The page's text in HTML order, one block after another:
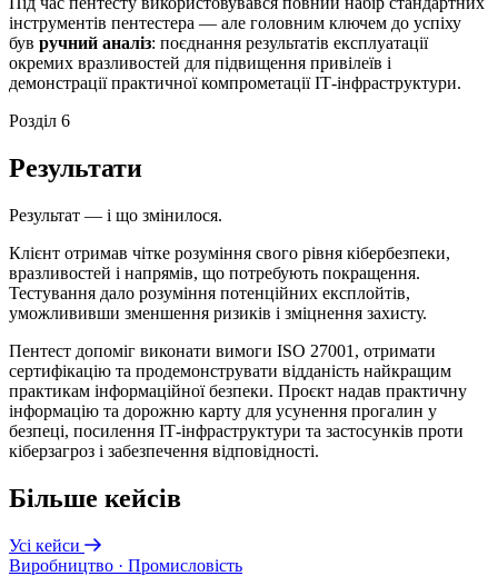
інструментів пентестера — але головним ключем до успіху
був ручний аналіз: поєднання результатів експлуатації
окремих вразливостей для підвищення привілеїв і
демонстрації практичної компрометації ІТ-інфраструктури.
Розділ 6
Результати
Результат — і що змінилося.
Клієнт отримав чітке розуміння свого рівня кібербезпеки,
вразливостей і напрямів, що потребують покращення.
Тестування дало розуміння потенційних експлойтів,
уможлививши зменшення ризиків і зміцнення захисту.
Пентест допоміг виконати вимоги ISO 27001, отримати
сертифікацію та продемонструвати відданість найкращим
практикам інформаційної безпеки. Проєкт надав практичну
інформацію та дорожню карту для усунення прогалин у
безпеці, посилення ІТ-інфраструктури та застосунків проти
кіберзагроз і забезпечення відповідності.
Більше кейсів
Усі кейси
Виробництво · Промисловість